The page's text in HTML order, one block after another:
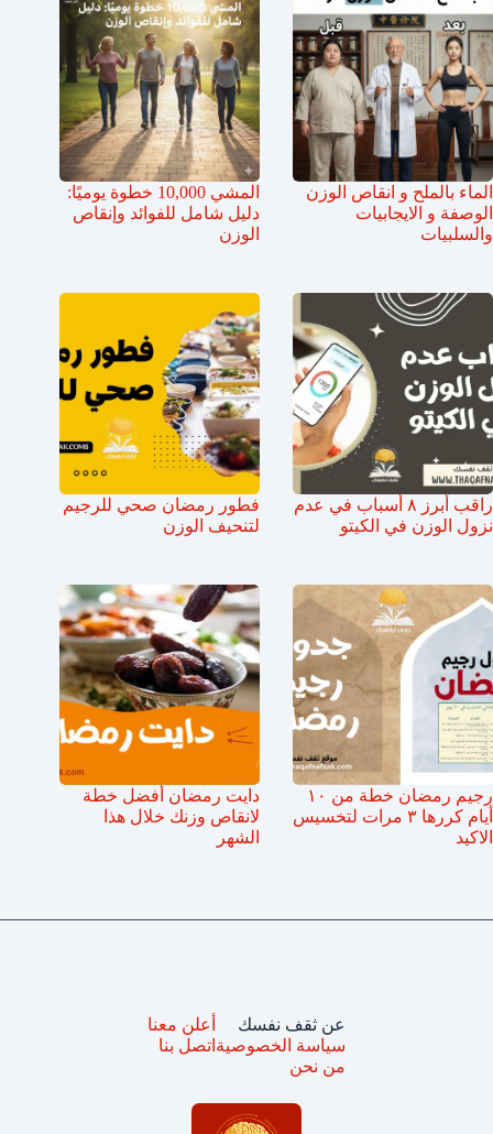
الماء بالملح و انقاص الوزن
الوصفة و الايجابيات
والسلبيات
المشي 10,000 خطوة يوميًا:
دليل شامل للفوائد وإنقاص
الوزن
راقب أبرز ٨ أسباب في عدم
نزول الوزن في الكيتو
فطور رمضان صحي للرجيم
لتنحيف الوزن
رجيم رمضان خطة من ١٠
أيام كررها ٣ مرات لتخسيس
الاكيد
دايت رمضان أفضل خطة
لانقاص وزنك خلال هذا
الشهر
عن ثقف نفسك
سياسة الخصوصية
من نحن
أعلن معنا
اتصل بنا